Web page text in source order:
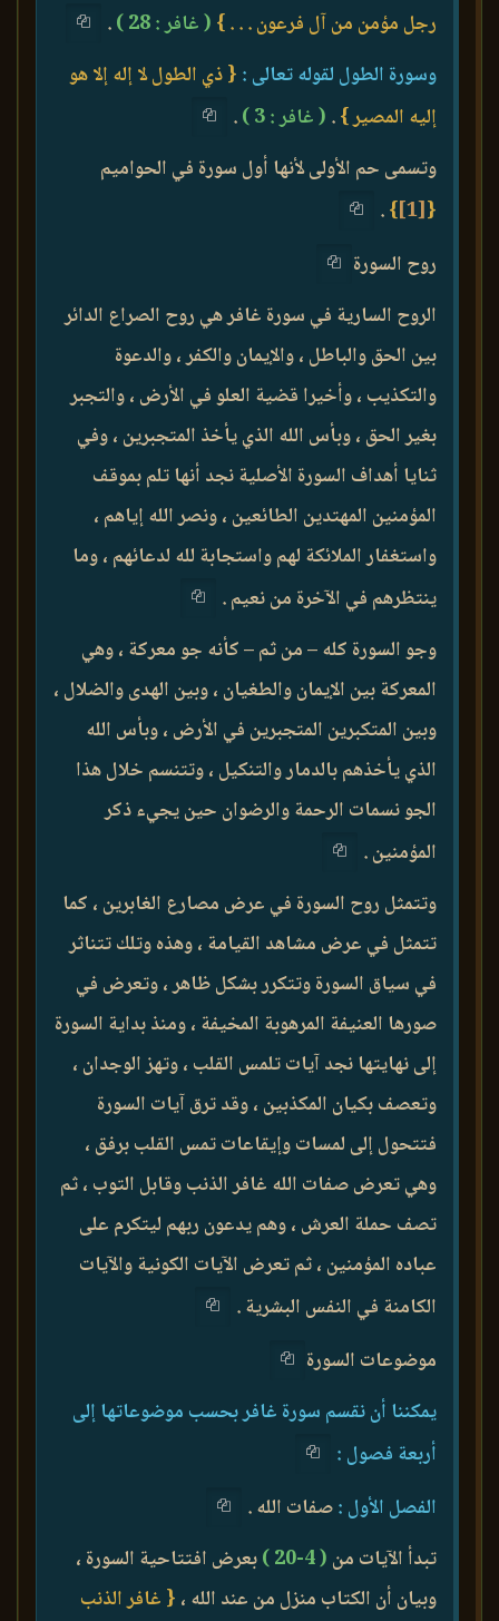
رجل مؤمن من آل فرعون . . . } ( غافر : 28 )
.
وسورة الطول لقوله تعالى : { ذي الطول لا إله إلا هو
إليه المصير }. ( غافر : 3 )
.
وتسمى حم الأولى لأنها أول سورة في الحواميم
{
[1]
}
.
روح السورة
الروح السارية في سورة غافر هي روح الصراع الدائر
بين الحق والباطل ، والإيمان والكفر ، والدعوة
والتكذيب ، وأخيرا قضية العلو في الأرض ، والتجبر
بغير الحق ، وبأس الله الذي يأخذ المتجبرين ، وفي
ثنايا أهداف السورة الأصلية نجد أنها تلم بموقف
المؤمنين المهتدين الطائعين ، ونصر الله إياهم ،
واستغفار الملائكة لهم واستجابة لله لدعائهم ، وما
ينتظرهم في الآخرة من نعيم .
وجو السورة كله – من ثم – كأنه جو معركة ، وهي
المعركة بين الإيمان والطغيان ، وبين الهدى والضلال ،
وبين المتكبرين المتجبرين في الأرض ، وبأس الله
الذي يأخذهم بالدمار والتنكيل ، وتتنسم خلال هذا
الجو نسمات الرحمة والرضوان حين يجيء ذكر
المؤمنين .
وتتمثل روح السورة في عرض مصارع الغابرين ، كما
تتمثل في عرض مشاهد القيامة ، وهذه وتلك تتناثر
في سياق السورة وتتكرر بشكل ظاهر ، وتعرض في
صورها العنيفة المرهوبة المخيفة ، ومنذ بداية السورة
إلى نهايتها نجد آيات تلمس القلب ، وتهز الوجدان ،
وتعصف بكيان المكذبين ، وقد ترق آيات السورة
فتتحول إلى لمسات وإيقاعات تمس القلب برفق ،
وهي تعرض صفات الله غافر الذنب وقابل التوب ، ثم
تصف حملة العرش ، وهم يدعون ربهم ليتكرم على
عباده المؤمنين ، ثم تعرض الآيات الكونية والآيات
الكامنة في النفس البشرية .
موضوعات السورة
يمكننا أن نقسم سورة غافر بحسب موضوعاتها إلى
أربعة فصول :
الفصل الأول :صفات الله .
تبدأ الآيات من ( 4-20 )
بعرض افتتاحية السورة ،
وبيان أن الكتاب منزل من عند الله ، { غافر الذنب